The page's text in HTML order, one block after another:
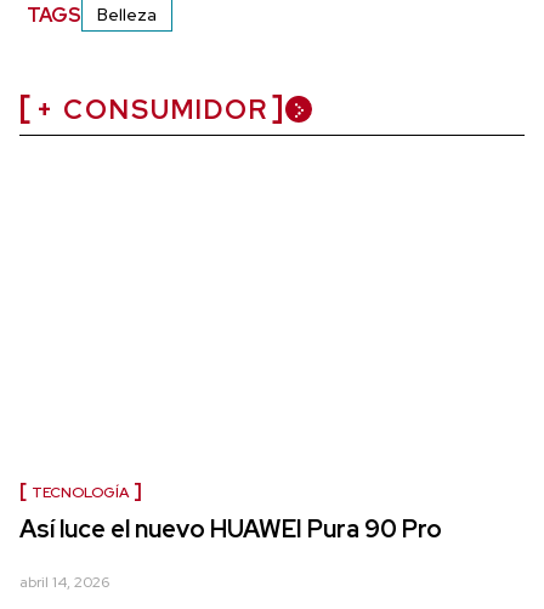
TAGS Belleza
+ CONSUMIDOR
TECNOLOGÍA
Así luce el nuevo HUAWEI Pura 90 Pro
abril 14, 2026